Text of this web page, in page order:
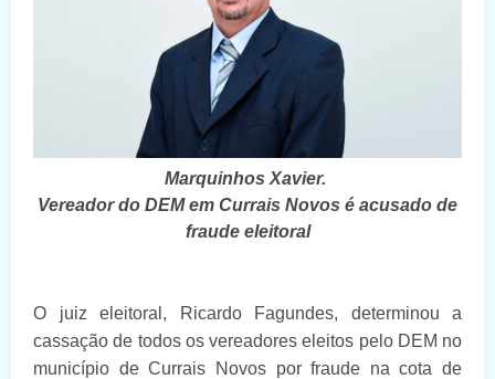
Marquinhos Xavier.
Vereador do DEM em Currais Novos é acusado de
fraude eleitoral
O juiz eleitoral, Ricardo Fagundes, determinou a
cassação de todos os vereadores eleitos pelo DEM no
município de Currais Novos por fraude na cota de